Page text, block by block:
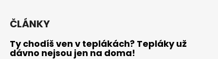
ČLÁNKY
Ty chodíš ven v teplákách? Tepláky už
dávno nejsou jen na doma!